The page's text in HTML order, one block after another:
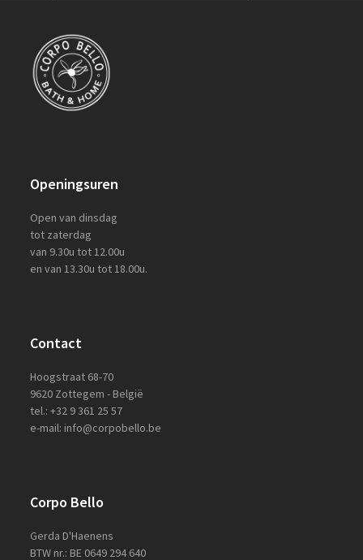
Openingsuren
Open van dinsdag
tot zaterdag
van 9.30u tot 12.00u
en van 13.30u tot 18.00u.
Contact
Hoogstraat 68-70
9620 Zottegem - België
tel.: +32 9 361 25 57
e-mail: info@corpobello.be
Corpo Bello
Gerda D'Haenens
BTW nr.: BE 0649 294 640